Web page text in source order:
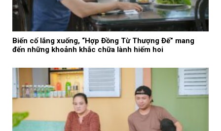
Biến cố lắng xuống, “Hợp Đồng Từ Thượng Đế” mang
đến những khoảnh khắc chữa lành hiếm hoi